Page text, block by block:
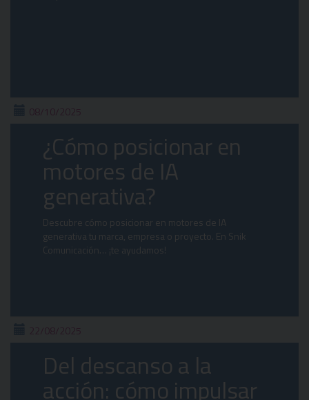
08/10/2025
¿Cómo posicionar en
motores de IA
generativa?
Descubre cómo posicionar en motores de IA
generativa tu marca, empresa o proyecto. En Snik
Comunicación… ¡te ayudamos!
22/08/2025
Del descanso a la
acción: cómo impulsar